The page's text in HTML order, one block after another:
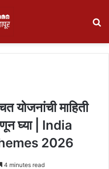
योजनांची माहिती
घ्या | India
2026
4 minutes read